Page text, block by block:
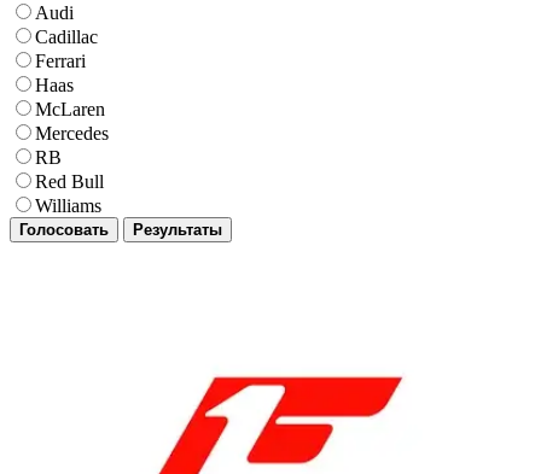
Audi
Cadillac
Ferrari
Haas
McLaren
Mercedes
RB
Red Bull
Williams
Голосовать Результаты